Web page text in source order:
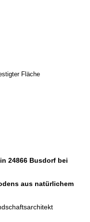
Fläche
24866 Busdorf bei
aus natürlichem